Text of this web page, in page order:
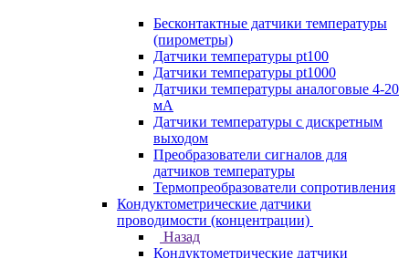
Бесконтактные датчики температуры
(пирометры)
Датчики температуры pt100
Датчики температуры pt1000
Датчики температуры аналоговые 4-20
мА
Датчики температуры с дискретным
выходом
Преобразователи сигналов для
датчиков температуры
Термопреобразователи сопротивления
Кондуктометрические датчики
проводимости (концентрации)
Назад
Кондуктометрические датчики